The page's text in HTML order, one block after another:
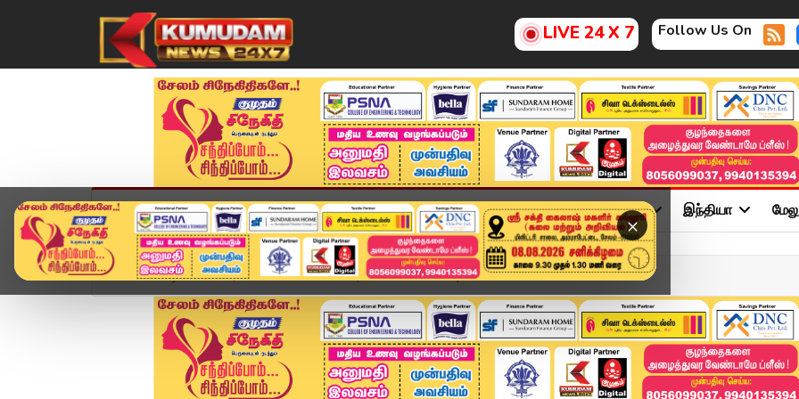
LIVE 24 X 7 Follow Us On
×
முகப்பு விளையாட்டு அண்மை தமிழ்நாடு சினிமா அரசியல் விளையாட்டு இந்தியா
Home வீடியோ ஸ்டோரி Headlines Now | 8 PM Headlines | 6 NOVEMBER 202...